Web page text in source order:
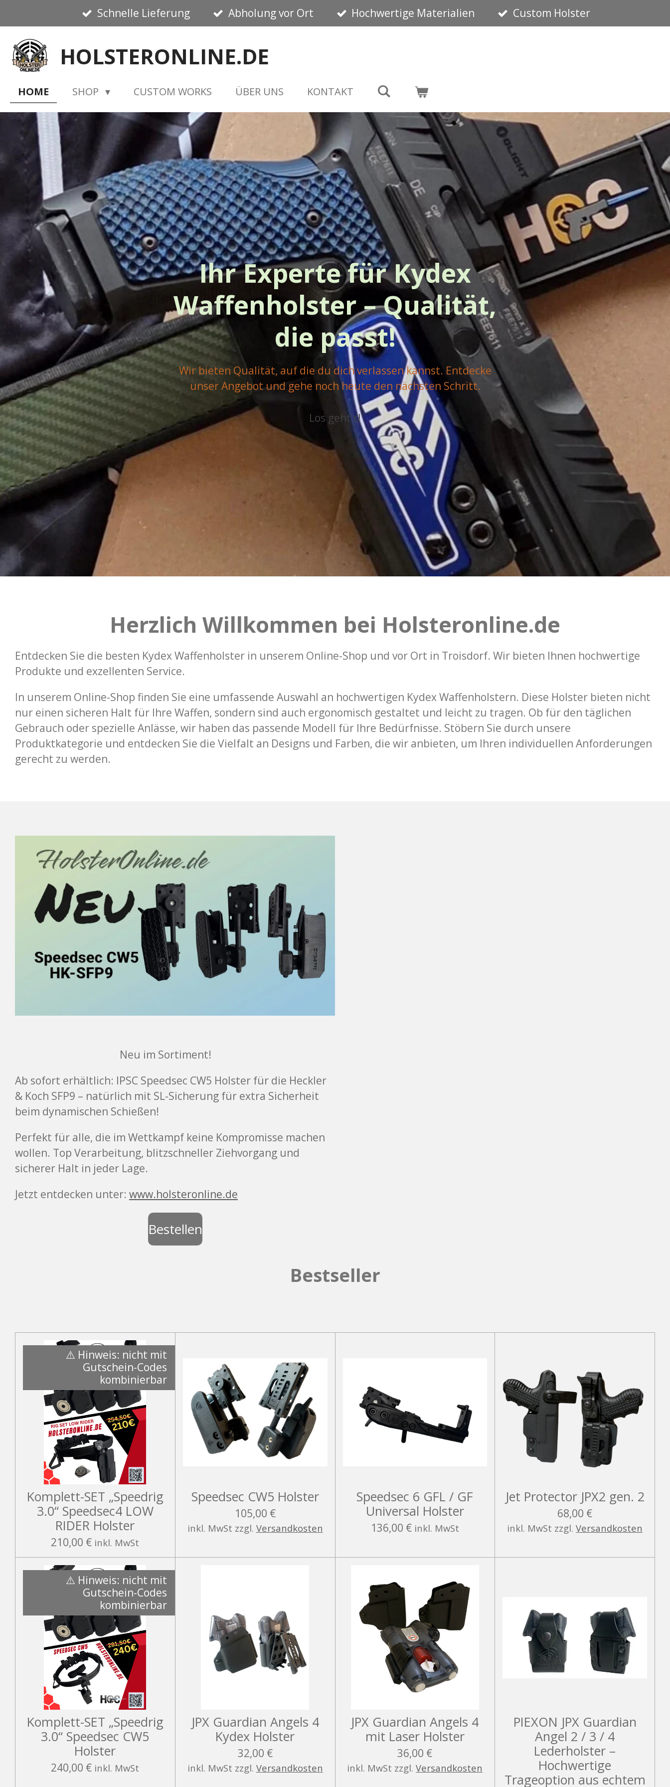
Hauptinhalt
springen
Schnelle Lieferung Abholung vor Ort Hochwertige Materialien Custom Holster
HOLSTERONLINE.DE
HOME SHOP CUSTOM WORKS ÜBER UNS KONTAKT
Ihr Experte für Kydex
Waffenholster – Qualität,
die passt!
Wir bieten Qualität, auf die du dich verlassen kannst. Entdecke
unser Angebot und gehe noch heute den nächsten Schritt.
Los geht’s!
Herzlich Willkommen bei Holsteronline.de
Entdecken Sie die besten Kydex Waffenholster in unserem Online-Shop und vor Ort in Troisdorf. Wir bieten Ihnen hochwertige
Produkte und exzellenten Service.
In unserem Online-Shop finden Sie eine umfassende Auswahl an hochwertigen Kydex Waffenholstern. Diese Holster bieten nicht
nur einen sicheren Halt für Ihre Waffen, sondern sind auch ergonomisch gestaltet und leicht zu tragen. Ob für den täglichen
Gebrauch oder spezielle Anlässe, wir haben das passende Modell für Ihre Bedürfnisse. Stöbern Sie durch unsere
Produktkategorie und entdecken Sie die Vielfalt an Designs und Farben, die wir anbieten, um Ihren individuellen Anforderungen
gerecht zu werden.
Neu im Sortiment!
Ab sofort erhältlich: IPSC Speedsec CW5 Holster für die Heckler
& Koch SFP9 – natürlich mit SL-Sicherung für extra Sicherheit
beim dynamischen Schießen!
Perfekt für alle, die im Wettkampf keine Kompromisse machen
wollen. Top Verarbeitung, blitzschneller Ziehvorgang und
sicherer Halt in jeder Lage.
Jetzt entdecken unter: www.holsteronline.de
Bestellen
Bestseller
⚠️ Hinweis: nicht mit
Gutschein-Codes
kombinierbar
Komplett-SET „Speedrig
3.0“ Speedsec4 LOW
RIDER Holster
210,00 € inkl. MwSt
Speedsec CW5 Holster
105,00 €
inkl. MwSt zzgl. Versandkosten
Speedsec 6 GFL / GF
Universal Holster
136,00 € inkl. MwSt
Jet Protector JPX2 gen. 2
68,00 €
inkl. MwSt zzgl.Versandkosten
⚠️ Hinweis: nicht mit
Gutschein-Codes
kombinierbar
Komplett-SET „Speedrig
3.0“ Speedsec CW5
Holster
240,00 € inkl. MwSt
JPX Guardian Angels 4
Kydex Holster
32,00 €
inkl. MwSt zzgl. Versandkosten
JPX Guardian Angels 4
mit Laser Holster
36,00 €
inkl. MwSt zzgl.Versandkosten
PIEXON JPX Guardian
Angel 2 / 3 / 4
Lederholster –
Hochwertige
Trageoption aus echtem